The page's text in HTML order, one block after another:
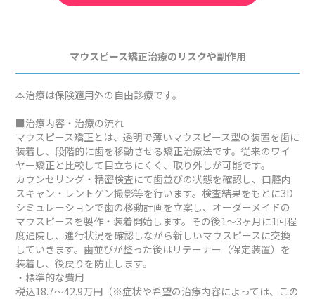
マウスピース矯正治療のリスクや副作用
本治療は保険適用外の自由診療です。
■治療内容・治療の流れ
マウスピース矯正とは、透明で薄いマウスピース型の装置を歯に
装着し、段階的に歯を移動させる矯正治療法です。従来のワイ
ヤー矯正と比較して目立ちにくく、取り外しが可能です。
カウンセリング・精密検査にて歯並びの状態を確認し、口腔内
スキャン・レントゲン撮影等を行います。検査結果をもとに3D
シミュレーションで歯の移動計画を立案し、オーダーメイドの
マウスピースを製作・装着開始します。その後1～3ヶ月に1回程
度通院し、進行状況を確認しながら新しいマウスピースに交換
していきます。歯並びが整った後はリテーナー（保定装置）を
装着し、後戻りを防止します。
・標準的な費用
税込18.7～42.9万円（※症状や希望の治療内容によっては、この